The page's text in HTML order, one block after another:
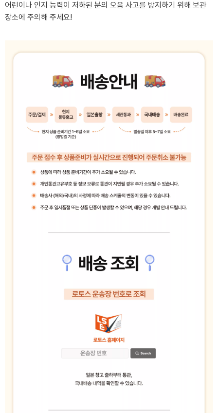
어린이나 인지 능력이 저하된 분의 오음 사고를 방지하기 위해 보관
장소에 주의해 주세요!